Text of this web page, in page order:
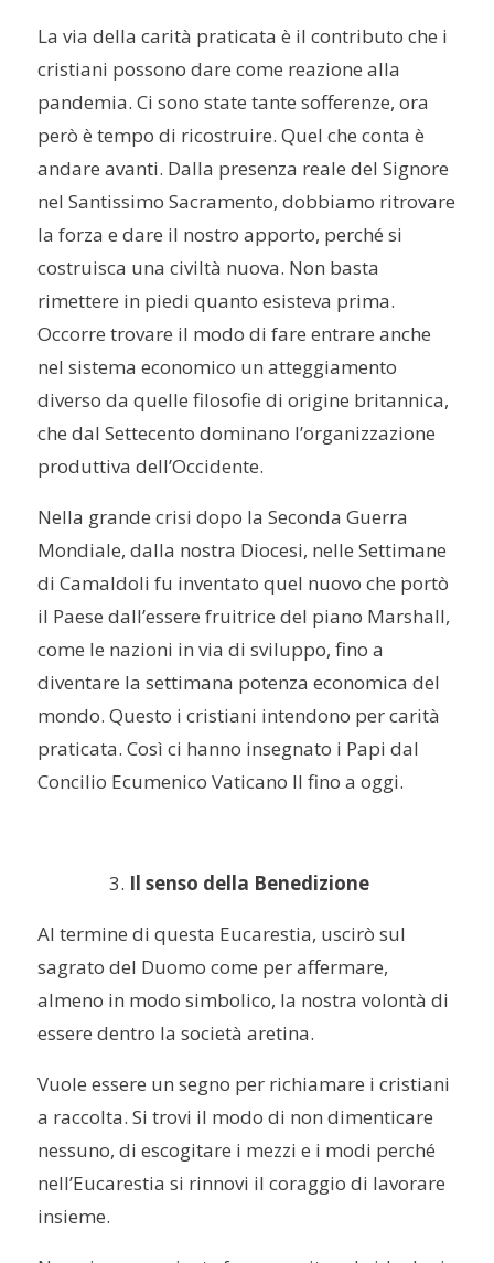
La via della carità praticata è il contributo che i
cristiani possono dare come reazione alla
pandemia. Ci sono state tante sofferenze, ora
però è tempo di ricostruire. Quel che conta è
andare avanti. Dalla presenza reale del Signore
nel Santissimo Sacramento, dobbiamo ritrovare
la forza e dare il nostro apporto, perché si
costruisca una civiltà nuova. Non basta
rimettere in piedi quanto esisteva prima.
Occorre trovare il modo di fare entrare anche
nel sistema economico un atteggiamento
diverso da quelle filosofie di origine britannica,
che dal Settecento dominano l’organizzazione
produttiva dell’Occidente.
Nella grande crisi dopo la Seconda Guerra
Mondiale, dalla nostra Diocesi, nelle Settimane
di Camaldoli fu inventato quel nuovo che portò
il Paese dall’essere fruitrice del piano Marshall,
come le nazioni in via di sviluppo, fino a
diventare la settimana potenza economica del
mondo. Questo i cristiani intendono per carità
praticata. Così ci hanno insegnato i Papi dal
Concilio Ecumenico Vaticano II fino a oggi.
Il senso della Benedizione
Al termine di questa Eucarestia, uscirò sul
sagrato del Duomo come per affermare,
almeno in modo simbolico, la nostra volontà di
essere dentro la società aretina.
Vuole essere un segno per richiamare i cristiani
a raccolta. Si trovi il modo di non dimenticare
nessuno, di escogitare i mezzi e i modi perché
nell’Eucarestia si rinnovi il coraggio di lavorare
insieme.